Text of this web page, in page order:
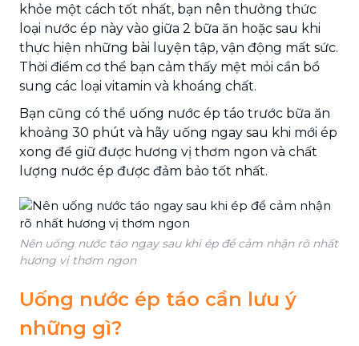
khỏe một cách tốt nhất, bạn nên thưởng thức
loại nước ép này vào giữa 2 bữa ăn hoặc sau khi
thực hiện những bài luyện tập, vận động mất sức.
Thời điểm cơ thể bạn cảm thấy mệt mỏi cần bổ
sung các loại vitamin và khoáng chất.
Bạn cũng có thể uống nước ép táo trước bữa ăn
khoảng 30 phút và hãy uống ngay sau khi mới ép
xong để giữ được hương vị thơm ngon và chất
lượng nước ép được đảm bảo tốt nhất.
Nên uống nước táo ngay sau khi ép để cảm nhận rõ nhất
hương vị thơm ngon
Uống nước ép táo cần lưu ý
những gì?